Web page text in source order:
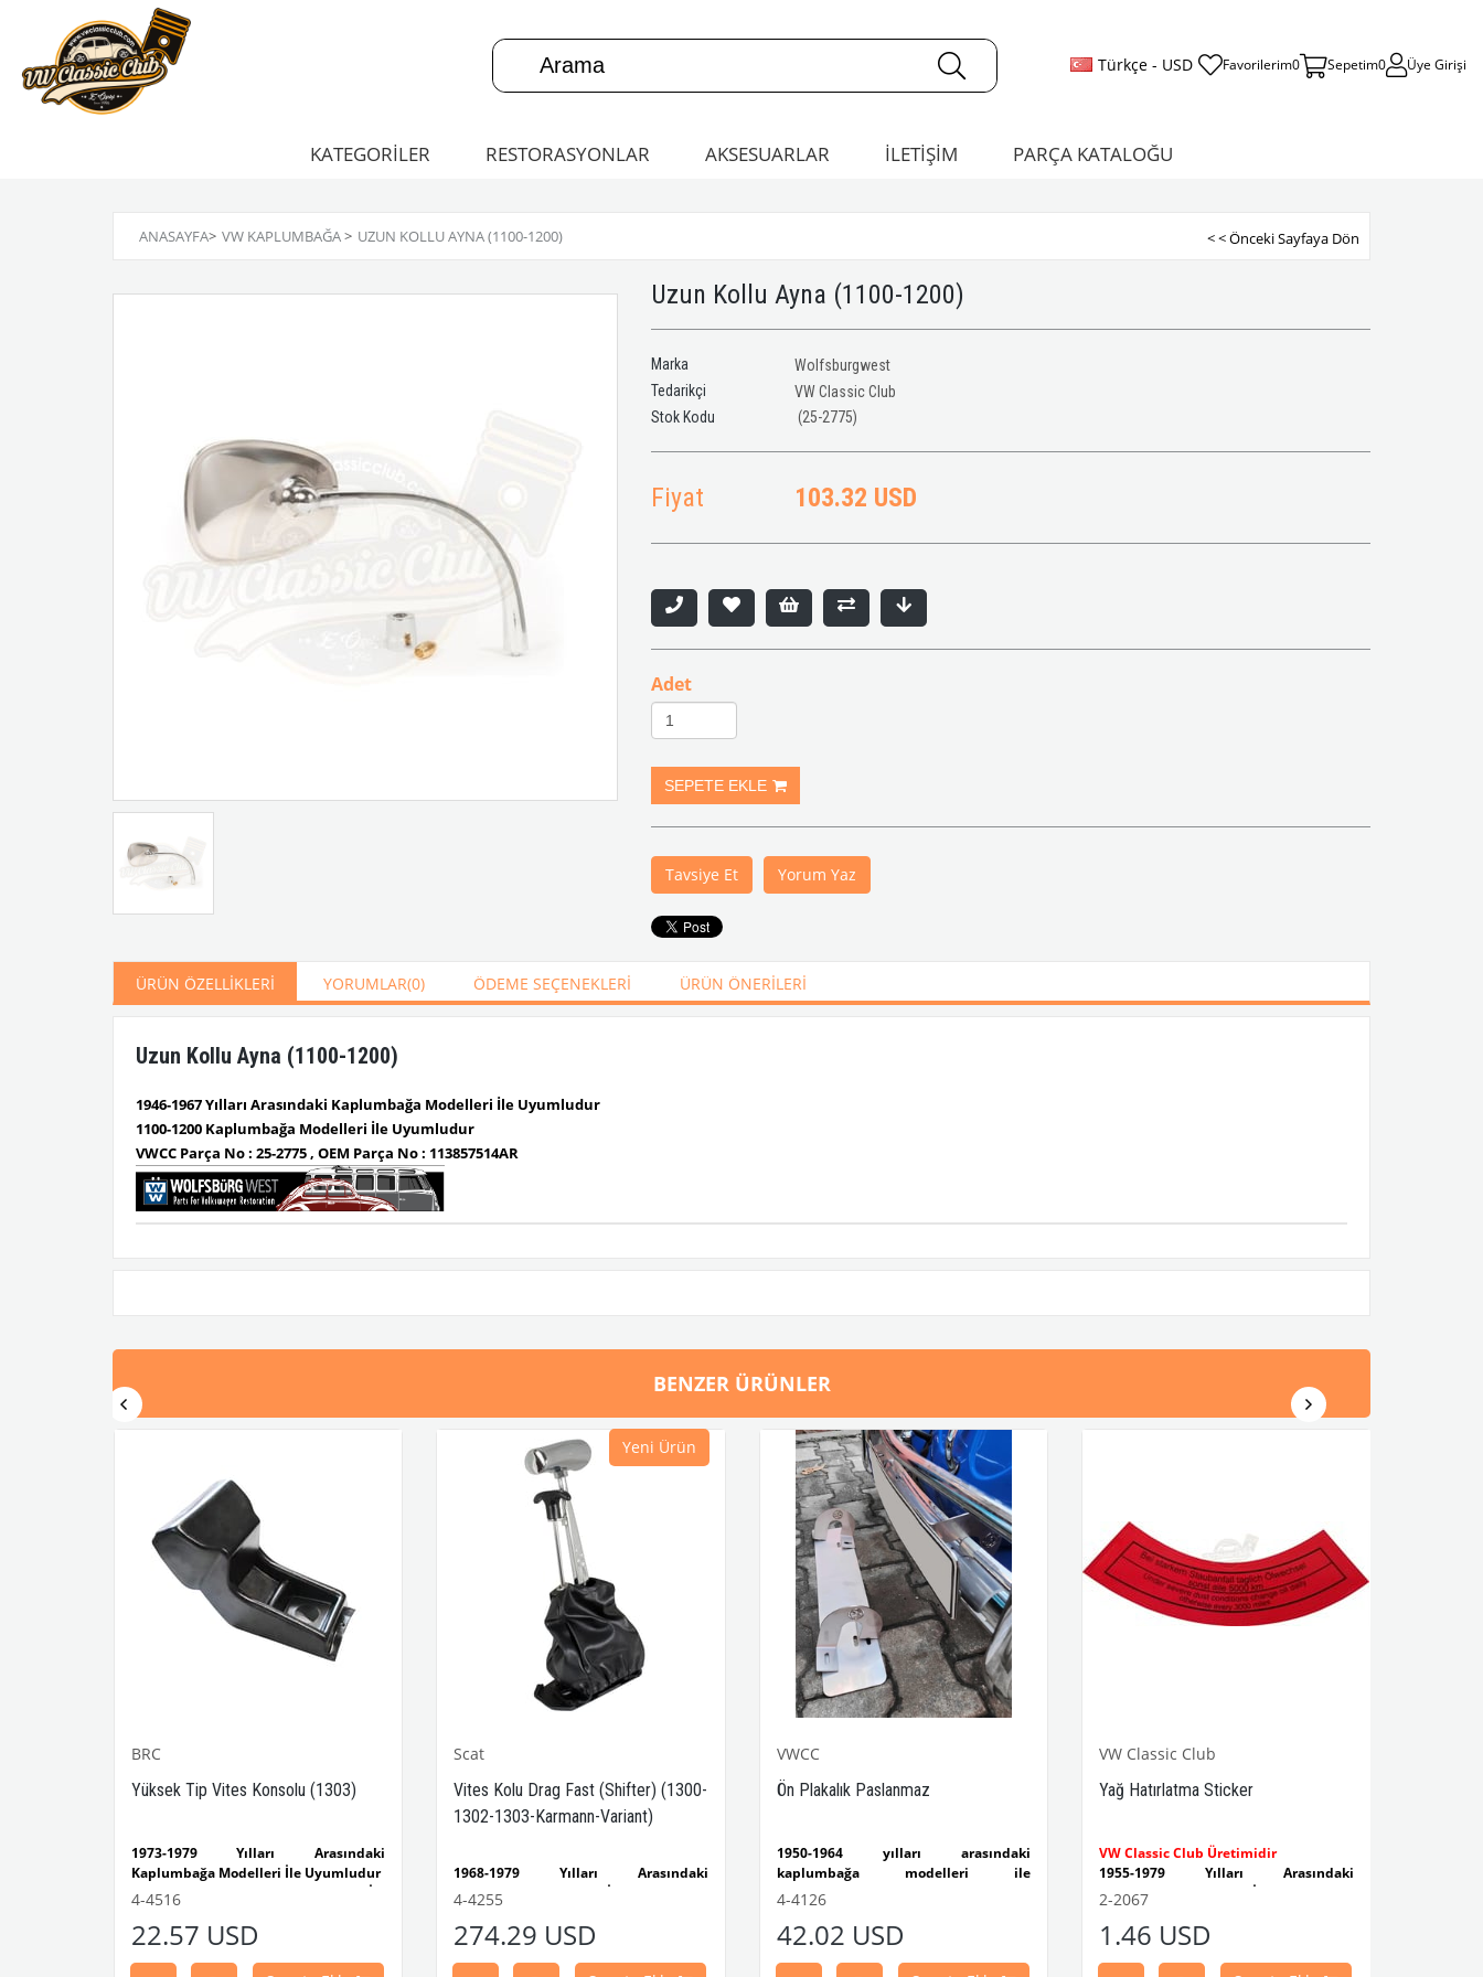
Türkçe - USD Favorilerim0 Sepetim0 Üye Girişi
KATEGORİLER RESTORASYONLAR AKSESUARLAR İLETİŞİM PARÇA KATALOĞU
ANASAYFA> VW KAPLUMBAĞA> UZUN KOLLU AYNA (1100-1200) < < Önceki Sayfaya Dön
Uzun Kollu Ayna (1100-1200)
Marka
Wolfsburgwest
Tedarikçi
VW Classic Club
(25-2775)
Fiyat 103.32 USD
Adet
Tavsiye Et Yorum Yaz
ÜRÜN ÖZELLIKLERI YORUMLAR(0) ÖDEME SEÇENEKLERI ÜRÜN ÖNERILERI
Uzun Kollu Ayna (1100-1200)
1946-1967 Yılları Arasındaki Kaplumbağa Modelleri İle Uyumludur
1100-1200 Kaplumbağa Modelleri İle Uyumludur
VWCC Parça No : 25-2775 , OEM Parça No : 113857514AR
BENZER ÜRÜNLER
BRC
Yüksek Tip Vites Konsolu (1303)
1973-1979 Yılları Arasındaki
Kaplumbağa Modelleri İle Uyumludur
1303 Kaplumbağa Modelleri İle
VWCC Parça No : 4-4516 OEM Parça No
4-4516
22.57 USD
Scat
Vites Kolu Drag Fast (Shifter) (1300-
1302-1303-Karmann-Variant)
1968-1979 Yılları Arasındaki
Kaplumbağa Modelleri İle Uyumludur
Modelleri İle Uyumludur
Ghia Modelleri İle Uyumludur
4-4255
274.29 USD
Yeni Ürün
VWCC
Ön Plakalık Paslanmaz
1950-1964 yılları arasındaki
kaplumbağa modelleri ile
uyumludur.
plakalıktan oluşmaktadır.
VWC Parça No: 4-4126
4-4126
42.02 USD
VW Classic Club
Yağ Hatırlatma Sticker
VW Classic Club Üretimidir
1955-1979 Yılları Arasındaki
Kaplumbağa Modelleri İle Uyumludur
Kaplumbağa Modelleri İle Uyumludur
Modelleri İle Uyumludur
2-2067
1.46 USD